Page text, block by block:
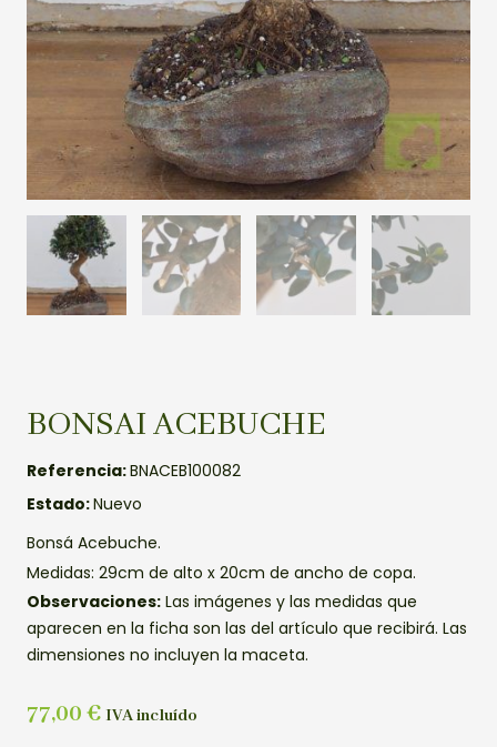
BONSAI ACEBUCHE
Referencia:BNACEB100082
Estado:Nuevo
Bonsá Acebuche.
Medidas: 29cm de alto x 20cm de ancho de copa.
Observaciones: Las imágenes y las medidas que
aparecen en la ficha son las del artículo que recibirá. Las
dimensiones no incluyen la maceta.
77,00 € IVA incluído